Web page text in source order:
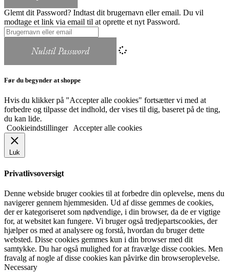
Glemt dit Password? Indtast dit brugernavn eller email. Du vil
modtage et link via email til at oprette et nyt Password.
Nulstil Password
Før du begynder at shoppe
Hvis du klikker på "Accepter alle cookies" fortsætter vi med at
forbedre og tilpasse det indhold, der vises til dig, baseret på de ting,
du kan lide.
Cookieindstillinger
Accepter alle cookies
Luk
Privatlivsoversigt
Denne webside bruger cookies til at forbedre din oplevelse, mens du
navigerer gennem hjemmesiden. Ud af disse gemmes de cookies,
der er kategoriseret som nødvendige, i din browser, da de er vigtige
for, at websitet kan fungere. Vi bruger også tredjepartscookies, der
hjælper os med at analysere og forstå, hvordan du bruger dette
websted. Disse cookies gemmes kun i din browser med dit
samtykke. Du har også mulighed for at fravælge disse cookies. Men
fravalg af nogle af disse cookies kan påvirke din browseroplevelse.
Necessary